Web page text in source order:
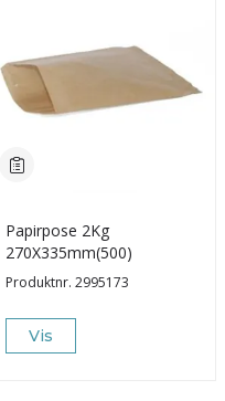
Papirpose 2Kg
270X335mm(500)
Produktnr. 2995173
Vis